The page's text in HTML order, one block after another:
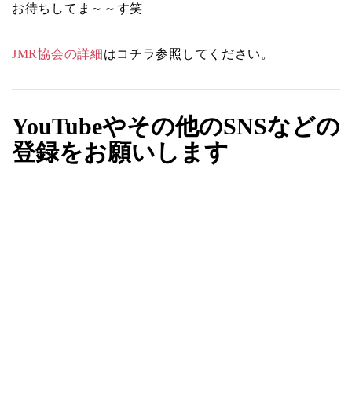
お待ちしてま～～す笑
JMR協会の詳細はコチラ参照してください。
YouTubeやその他のSNSなどの
登録をお願いします